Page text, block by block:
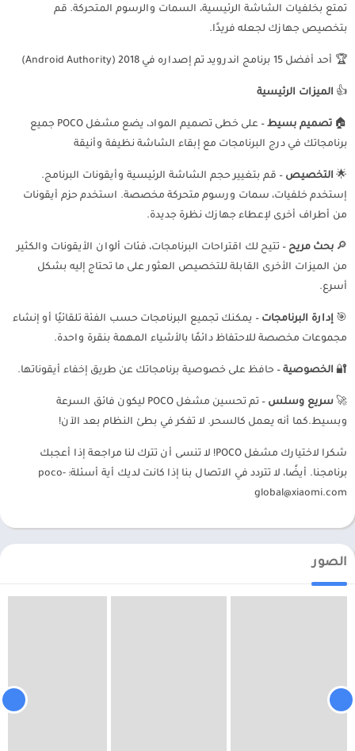
تمتع بخلفيات الشاشة الرئيسية، السمات والرسوم المتحركة. قم
بتخصيص جهازك لجعله فريدًا.
🏆 أحد أفضل 15 برنامج اندرويد تم إصداره في 2018 (Android Authority)
👍 الميزات الرئيسية
🏠 تصميم بسيط
– على خطى تصميم المواد، يضع مشغل POCO جميع
برنامجاتك في درج البرنامجات مع إبقاء الشاشة نظيفة وأنيقة
🌟 التخصيص – قم بتغيير حجم الشاشة الرئيسية وأيقونات البرنامج.
إستخدم خلفيات، سمات ورسوم متحركة مخصصة. استخدم حزم أيقونات
من أطراف أخرى لإعطاء جهازك نظرة جديدة.
🔎 بحث مريح – تتيح لك اقتراحات البرنامجات، فئات ألوان الأيقونات والكثير
من الميزات الأخرى القابلة للتخصيص العثور على ما تحتاج إليه بشكل
أسرع.
🎯 إدارة البرنامجات – يمكنك تجميع البرنامجات حسب الفئة تلقائيًا أو إنشاء
مجموعات مخصصة للاحتفاظ دائمًا بالأشياء المهمة بنقرة واحدة.
🔐 الخصوصية – حافظ على خصوصية برنامجاتك عن طريق إخفاء أيقوناتها.
🚀 سريع وسلس
– تم تحسين مشغل POCO ليكون فائق السرعة
وبسيط.كما أنه يعمل كالسحر. لا تفكر في بطئ النظام بعد الآن!
شكرا لاختيارك مشغل POCO! لا تنسى أن تترك لنا مراجعة إذا أعجبك
برنامجنا. أيضًا، لا تتردد في الاتصال بنا إذا كانت لديك أية أسئلة: poco-
global@xiaomi.com
الصور